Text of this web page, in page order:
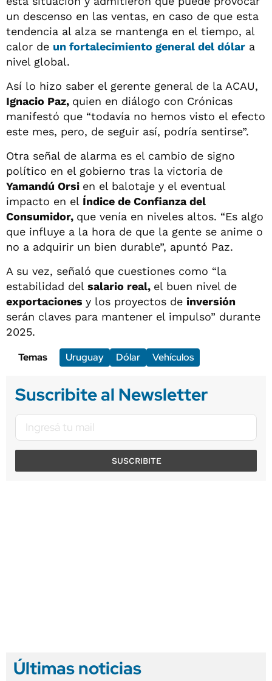
un descenso en las ventas, en caso de que esta
tendencia al alza se mantenga en el tiempo, al
calor de un fortalecimiento general del dólar a
nivel global.
Así lo hizo saber el gerente general de la ACAU,
Ignacio Paz, quien en diálogo con Crónicas
manifestó que “todavía no hemos visto el efecto
este mes, pero, de seguir así, podría sentirse”.
Otra señal de alarma es el cambio de signo
político en el gobierno tras la victoria de
Yamandú Orsi en el balotaje y el eventual
impacto en el Índice de Confianza del
Consumidor, que venía en niveles altos. “Es algo
que influye a la hora de que la gente se anime o
no a adquirir un bien durable”, apuntó Paz.
A su vez, señaló que cuestiones como “la
estabilidad del salario real, el buen nivel de
exportaciones y los proyectos de inversión
serán claves para mantener el impulso” durante
2025.
Temas
Uruguay Dólar Vehículos
Suscribite al Newsletter
SUSCRIBITE
Últimas noticias